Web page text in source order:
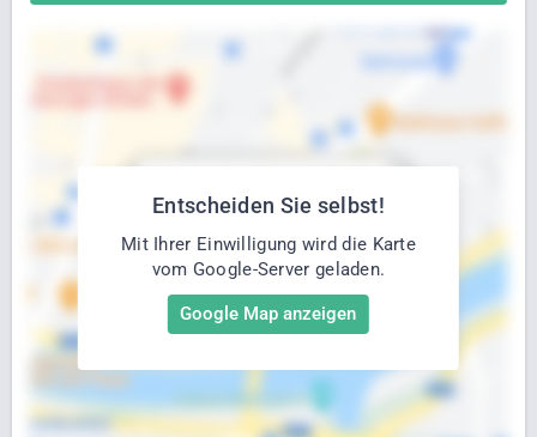
Entscheiden Sie selbst!
Mit Ihrer Einwilligung wird die Karte
vom Google-Server geladen.
Google Map anzeigen